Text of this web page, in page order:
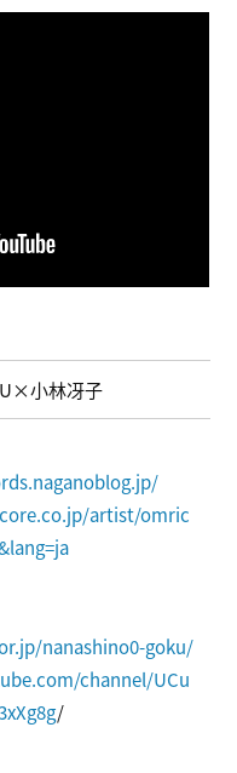
小林冴子
artist/omric
nanashino0-goku/
channel/UCu
/